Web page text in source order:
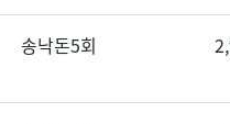
송낙돈5회